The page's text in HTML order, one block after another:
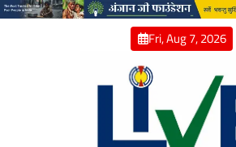
Skip
Fri, Aug 7, 2026